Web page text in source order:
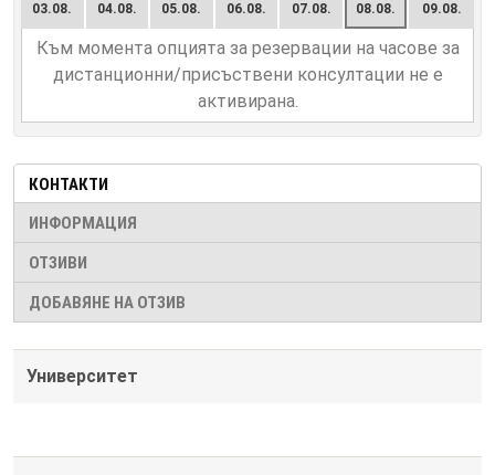
03.08. 04.08. 05.08. 06.08. 07.08. 08.08. 09.08.
Към момента опцията за резервации на часове за
дистанционни/присъствени консултации не е
активирана.
КОНТАКТИ
ИНФОРМАЦИЯ
ОТЗИВИ
ДОБАВЯНЕ НА ОТЗИВ
Университет